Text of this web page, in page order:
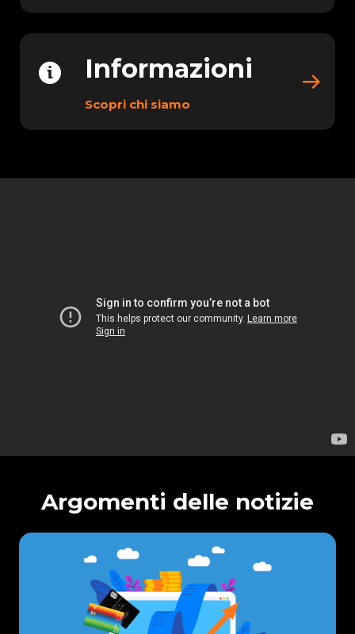
Informazioni
Scopri chi siamo
Argomenti delle notizie